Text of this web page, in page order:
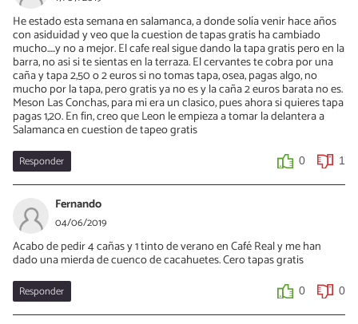
He estado esta semana en salamanca, a donde solía venir hace años
con asiduidad y veo que la cuestion de tapas gratis ha cambiado
mucho.....y no a mejor. El cafe real sigue dando la tapa gratis pero en la
barra, no asi si te sientas en la terraza. El cervantes te cobra por una
caña y tapa 2,50 o 2 euros si no tomas tapa, osea, pagas algo, no
mucho por la tapa, pero gratis ya no es y la caña 2 euros barata no es.
Meson Las Conchas, para mi era un clasico, pues ahora si quieres tapa
pagas 1,20. En fin, creo que Leon le empieza a tomar la delantera a
Salamanca en cuestion de tapeo gratis
Responder 0 1
Fernando
04/06/2019
Acabo de pedir 4 cañas y 1 tinto de verano en Café Real y me han
dado una mierda de cuenco de cacahuetes. Cero tapas gratis
Responder 0 0